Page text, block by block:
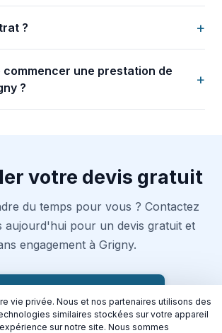
? +
commencer une prestation de
?
+
votre devis gratuit
du temps pour vous ? Contactez
aujourd'hui pour un devis gratuit et
engagement à Grigny.
d'impôt 50% | Disponible
vie privée. Nous et nos partenaires utilisons des
similaires stockées sur votre appareil
sur notre site. Nous sommes